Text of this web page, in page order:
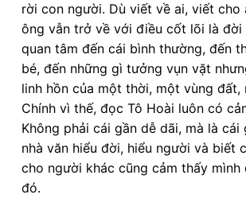
rời con người. Dù viết về ai, viết cho
ông vẫn trở về với điều cốt lõi là đời
quan tâm đến cái bình thường, đến
bé, đến những gì tưởng vụn vặt
linh hồn của một thời, một vùng đất,
Chính vì thế, đọc Tô Hoài luôn có
Không phải cái gần dễ dãi, mà là cái
nhà văn hiểu đời, hiểu người và biết
cho người khác cũng cảm thấy mình
đó.